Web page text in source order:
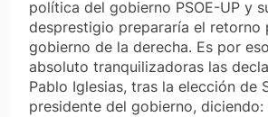
política del gobierno PSOE-UP y
desprestigio prepararía el retorno
gobierno de la derecha. Es por
absoluto tranquilizadoras las
Pablo Iglesias, tras la elección de
presidente del gobierno, diciendo: